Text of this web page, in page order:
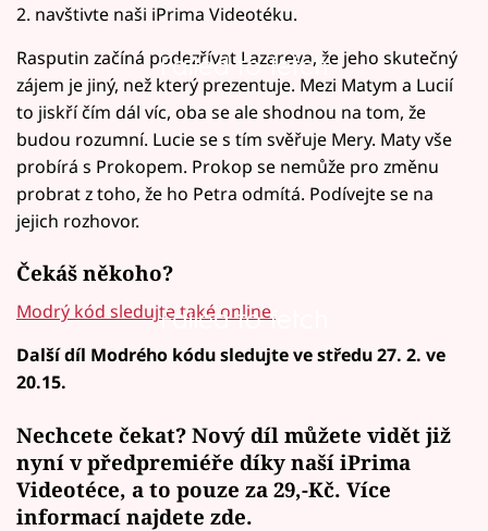
2. navštivte naši iPrima Videotéku.
Failed to fetch
Rasputin začíná podezřívat Lazareva, že jeho skutečný
zájem je jiný, než který prezentuje. Mezi Matym a Lucií
to jiskří čím dál víc, oba se ale shodnou na tom, že
budou rozumní. Lucie se s tím svěřuje Mery. Maty vše
probírá s Prokopem. Prokop se nemůže pro změnu
probrat z toho, že ho Petra odmítá. Podívejte se na
jejich rozhovor.
Čekáš někoho?
Failed to fetch
Modrý kód sledujte také online.
Další díl Modrého kódu sledujte ve středu 27. 2. ve
20.15.
Nechcete čekat? Nový díl můžete vidět již
nyní v předpremiéře díky naší iPrima
Videotéce, a to pouze za 29,-Kč. Více
informací najdete zde.